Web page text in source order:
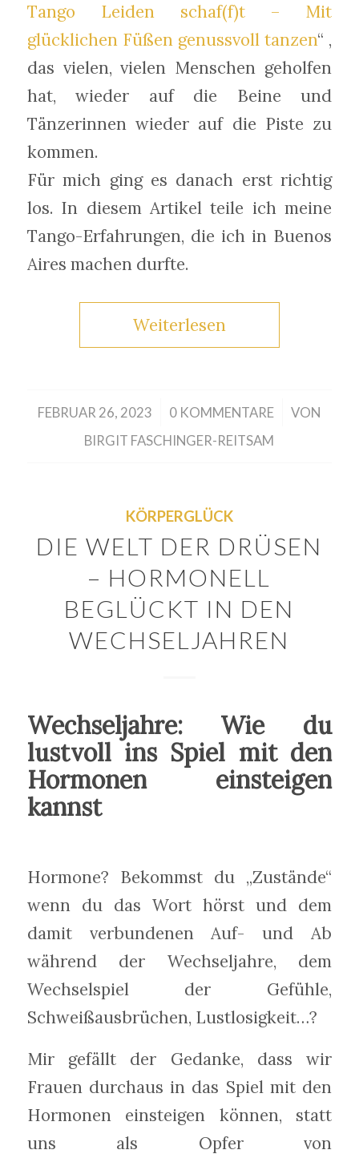
Tango Leiden schaf(f)t – Mit
glücklichen Füßen genussvoll tanzen“ ,
das vielen, vielen Menschen geholfen
hat, wieder auf die Beine und
Tänzerinnen wieder auf die Piste zu
kommen.
Für mich ging es danach erst richtig
los. In diesem Artikel teile ich meine
Tango-Erfahrungen, die ich in Buenos
Aires machen durfte.
Weiterlesen
FEBRUAR 26, 2023
/ 0 KOMMENTARE
/
VON
BIRGIT FASCHINGER-REITSAM
KÖRPERGLÜCK
DIE WELT DER DRÜSEN
– HORMONELL
BEGLÜCKT IN DEN
WECHSELJAHREN
Wechseljahre: Wie du
lustvoll ins Spiel mit den
Hormonen einsteigen
kannst
Hormone? Bekommst du „Zustände“
wenn du das Wort hörst und dem
damit verbundenen Auf- und Ab
während der Wechseljahre, dem
Wechselspiel der Gefühle,
Schweißausbrüchen, Lustlosigkeit…?
Mir gefällt der Gedanke, dass wir
Frauen durchaus in das Spiel mit den
Hormonen einsteigen können, statt
uns als Opfer von